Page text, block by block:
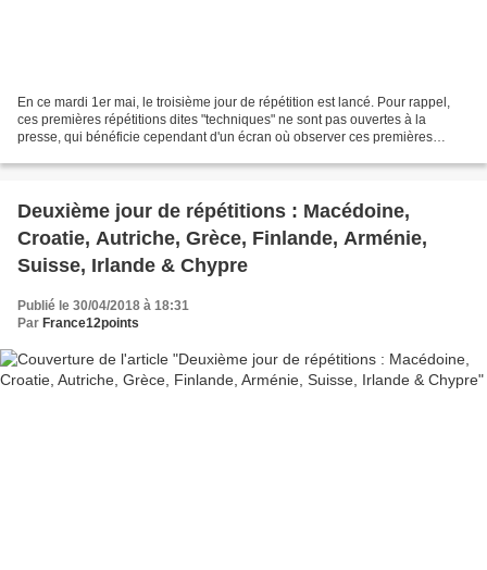
En ce mardi 1er mai, le troisième jour de répétition est lancé. Pour rappel,
ces premières répétitions dites "techniques" ne sont pas ouvertes à la
presse, qui bénéficie cependant d'un écran où observer ces premières
Deuxième jour de répétitions : Macédoine,
Croatie, Autriche, Grèce, Finlande, Arménie,
Suisse, Irlande & Chypre
Publié le 30/04/2018 à 18:31
Par France12points